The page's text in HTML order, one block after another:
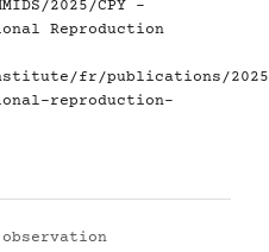
2025/CPY -
Reproduction
fr/publications/2025/
reproduction-
observation